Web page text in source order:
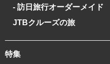
- 訪日旅行オーダーメイド
JTBクルーズの旅
特集